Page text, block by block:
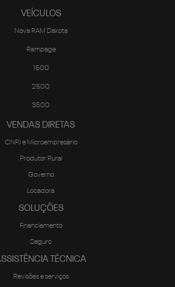
VEÍCULOS
Nova RAM Dakota
Rampage
1500
2500
3500
VENDAS DIRETAS
CNPJ e Microempresário
Produtor Rural
Governo
Locadora
SOLUÇÕES
Financiamento
Seguro
TÉCNICA
Revisões e serviços